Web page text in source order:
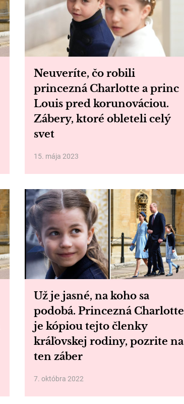
Neuveríte, čo robili
princezná Charlotte a princ
Louis pred korunováciou.
Zábery, ktoré obleteli celý
svet
15. mája 2023
Už je jasné, na koho sa
podobá. Princezná Charlotte
je kópiou tejto členky
kráľovskej rodiny, pozrite na
ten záber
7. októbra 2022